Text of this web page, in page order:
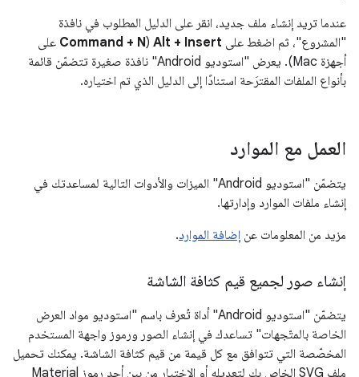
عندما تريد إنشاء ملف جديد، انقر على الدليل المطلوب في نافذة
"المشروع"، ثم اضغط على Alt + Insert
(
Command + N على
أجهزة Mac). يعرض "استوديو Android" نافذة صغيرة تتضمّن قائمة
بأنواع الملفات المقترَحة استنادًا إلى الدليل الذي تم اختياره.
العمل مع الموارد
يتضمّن "استوديو Android" الميزات والأدوات التالية لمساعدتك في
إنشاء ملفات الموارد وإدارتها.
مزيد من المعلومات عن إضافة الموارد.
إنشاء صور لجميع قيم كثافة الشاشة
يتضمّن "استوديو Android" أداة تُعرف باسم "استوديو مواد العرض
الخاصة بالمتّجهات" تساعدك في إنشاء الصور ورموز واجهة المستخدم
المخصّصة التي تتوافق مع كل قيمة من قيم كثافة الشاشة. يمكنك تحميل
ملف SVG الخاص بك لتعديله أو الاختيار من بين أحد رموز Material